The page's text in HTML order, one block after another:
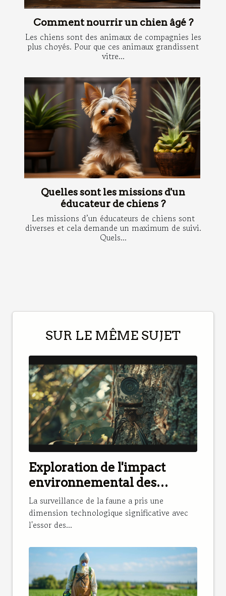
Comment nourrir un chien âgé ?
Les chiens sont des animaux de compagnies les
plus choyés. Pour que ces animaux grandissent
vitre...
Quelles sont les missions d'un
éducateur de chiens ?
Les missions d’un éducateurs de chiens sont
diverses et cela demande un maximum de suivi.
Quels...
SUR LE MÊME SUJET
Exploration de l'impact
environnemental des
caméras de chasse
La surveillance de la faune a pris une
dimension technologique significative avec
l'essor des...